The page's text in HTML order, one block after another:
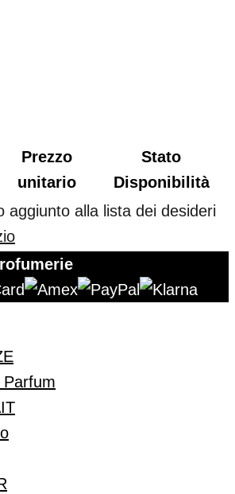
Prezzo
unitario
Stato
Disponibilità
aggiunto alla lista dei desideri
Parfum